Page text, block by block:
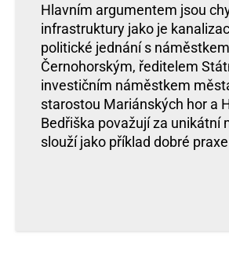
Hlavním argumentem jsou
infrastruktury jako je
politické jednání s
Černohorským, ředitelem
investičním náměstkem
starostou Mariánských hor a
Bedřiška považují za unikátní
slouží jako příklad dobré